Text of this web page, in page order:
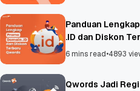
Panduan
.ID dan Diskon
6 mins read•4893
Qwords Jadi